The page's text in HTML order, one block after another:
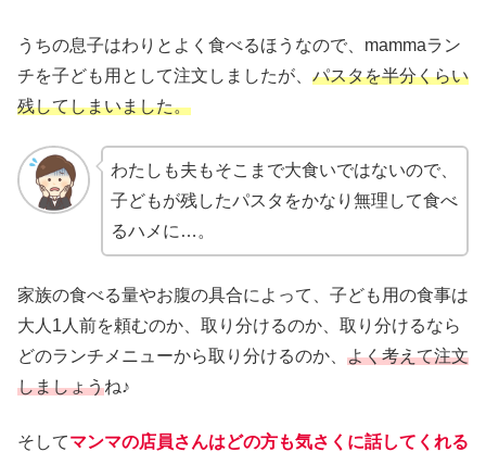
うちの息子はわりとよく食べるほうなので、mammaラン
チを子ども用として注文しましたが、 パスタを半分くらい
残してしまいました。
わたしも夫もそこまで大食いではないので、
子どもが残したパスタをかなり無理して食べ
るハメに…。
家族の食べる量やお腹の具合によって、子ども用の食事は
大人1人前を頼むのか、取り分けるのか、取り分けるなら
どのランチメニューから取り分けるのか、 よく考えて注文
しましょうね♪
そしてマンマの店員さんはどの方も気さくに話してくれる